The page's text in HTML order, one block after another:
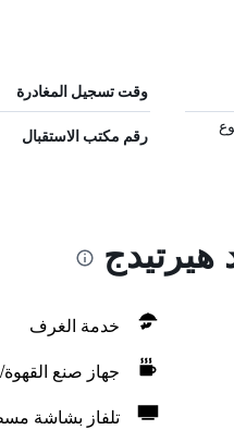
وقت تسجيل المغادرة
رقم مكتب الاستقبال
هيرتيدج
خدمة الغرف
جهاز صنع
تلفاز بشاشة